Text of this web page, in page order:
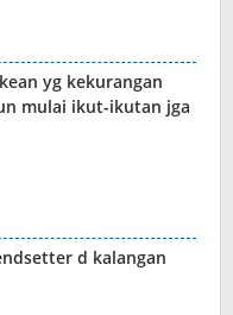
yg kekurangan
mulai ikut-ikutan jga
d kalangan